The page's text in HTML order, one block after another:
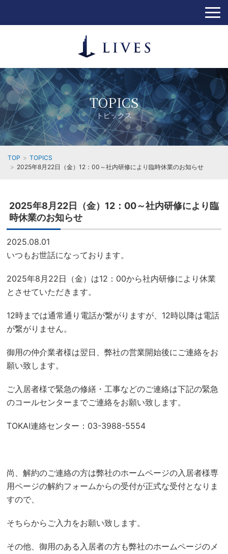
TOPICS
トピックス
TOP
TOPICS
2025年8月22日（金）12：00～社内研修により臨時休業のお知らせ
2025年8月22日（金）12：00～社内研修により臨
時休業のお知らせ
2025.08.01
いつもお世話になっております。
2025年8月22日（金）は12：00から社内研修により休業
とさせていただきます。
12時までは通常通り電話が繋がりますが、12時以降は電話
が繋がりません。
御用の仲介業者様は翌日、弊社の営業開始後にご連絡をお
願い致します。
ご入居者様で緊急の修繕・工事などのご連絡は下記の緊急
のコールセンターまでご連絡をお願い致します。
TOKAI連絡センター：03-3988-5554
尚、解約のご連絡の方は弊社のホームページの入居者様専
用ページの解約フォームからの受付が正式な受付となりま
すので、
そちらからご入力をお願い致します。
その他、御用のある入居者の方も弊社のホームページのメ